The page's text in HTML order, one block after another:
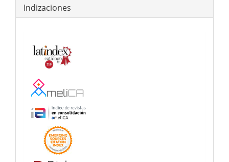
Indizaciones